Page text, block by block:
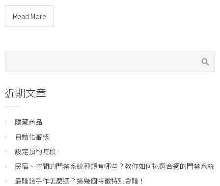
Read More
近期文章
隱藏商品
自動化審核
設定預約時段
民宿、空間的門禁系統種類有哪些？教你如何挑選合適的門禁系統
最賺錢手作怎麼選？這幾個特徵特別會賺！